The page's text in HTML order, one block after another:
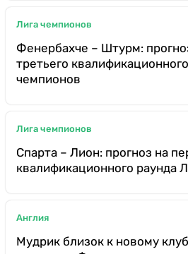
Лига чемпионов
Фенербахче – Штурм:
третьего
чемпионов
Лига чемпионов
Спарта – Лион: прогноз на
квалификационного раунда
Англия
Мудрик близок к новому